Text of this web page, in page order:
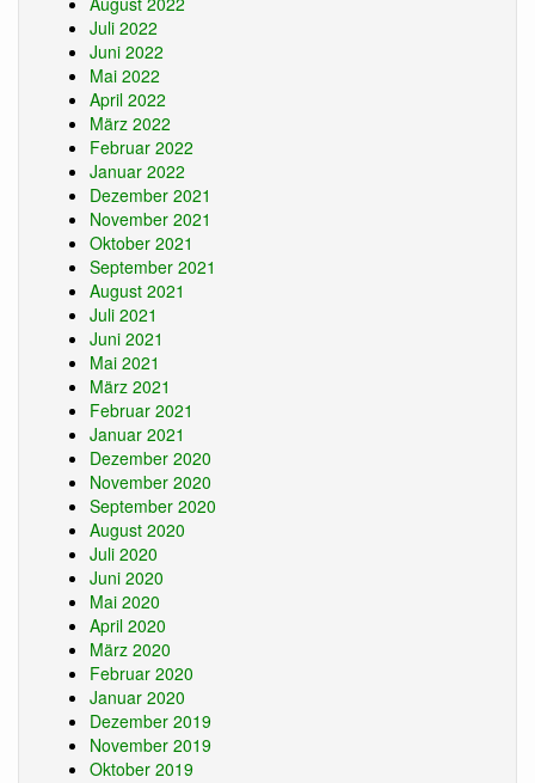
Juli 2022
Juni 2022
Mai 2022
April 2022
März 2022
Februar 2022
Januar 2022
Dezember 2021
November 2021
Oktober 2021
September 2021
August 2021
Juli 2021
Juni 2021
Mai 2021
März 2021
Februar 2021
Januar 2021
Dezember 2020
November 2020
September 2020
August 2020
Juli 2020
Juni 2020
Mai 2020
April 2020
März 2020
Februar 2020
Januar 2020
Dezember 2019
November 2019
Oktober 2019